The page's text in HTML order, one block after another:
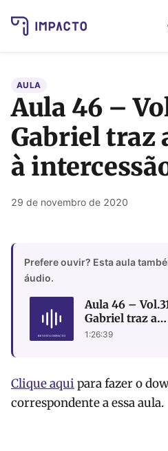
AULA
Aula 46 –
Gabriel traz
à
29 de novembro de 2020
Prefere ouvir? Esta aula
áudio.
Aula 46 –
Gabriel traz a
resposta à
1:26:39
Clique aqui para fazer o
correspondente a essa aula.